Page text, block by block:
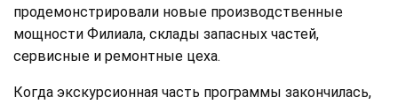
продемонстрировали новые производственные
мощности Филиала, склады запасных частей,
сервисные и ремонтные цеха.
Когда экскурсионная часть программы закончилась,